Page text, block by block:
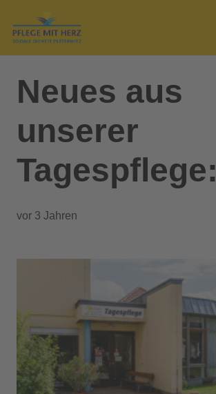
Neues aus
unserer
Tagespflege:
vor 3 Jahren